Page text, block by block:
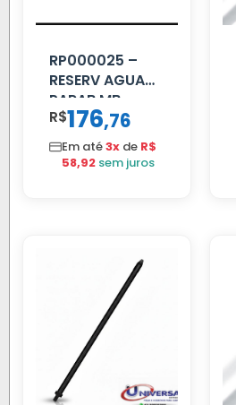
RP000025 –
RESERV AGUA
PARAB MB
ACCELO
C/TAMPA
R$176,76
Em até3x de R$
58,92 sem juros